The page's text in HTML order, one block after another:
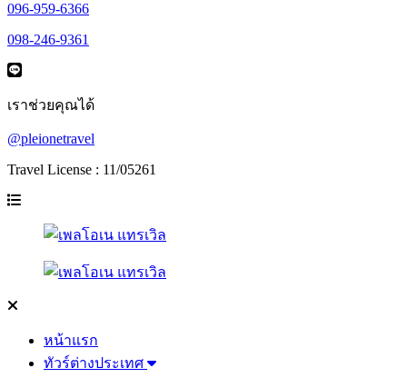
096-959-6366
098-246-9361
เราช่วยคุณได้
@pleionetravel
Travel License : 11/05261
หน้าแรก
ทัวร์ต่างประเทศ